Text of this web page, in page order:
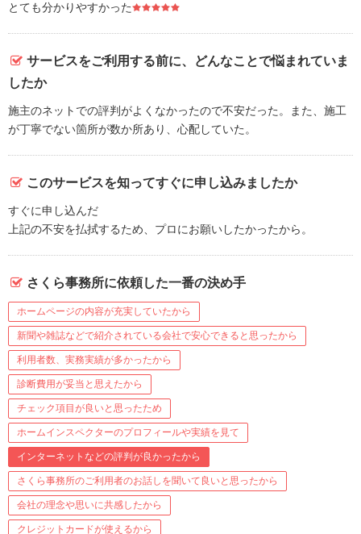
とても分かりやすかった
サービスをご利用する前に、どんなことで悩まれていま
したか
施主のネットでの評判がよくなかったので不安だった。また、施工
が丁寧でない箇所が数か所あり、心配していた。
このサービスを知ってすぐに申し込みましたか
すぐに申し込んだ
上記の不安を払拭するため、プロにお願いしたかったから。
さくら事務所に依頼した一番の決め手
ホームページの内容が充実していたから
新聞や雑誌などで紹介されている会社で安心できると思ったから
利用者数、実務実績が多かったから
診断費用が妥当と思えたから
チェック項目が良いと思ったため
ホームインスペクターのプロフィールや実績を見て
インターネットなどの評判が良かったから
さくら事務所のご利用者のお話しを聞いて良いと思ったから
会社の理念や思いに共感したから
クレジットカードが使えるから